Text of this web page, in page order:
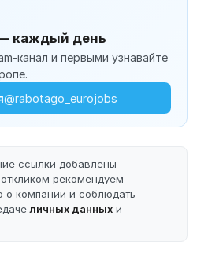
каждый день
канал и первыми узнавайте
@rabotago_eurojobs
ссылки добавлены
рекомендуем
о компании и соблюдать
личных данных и